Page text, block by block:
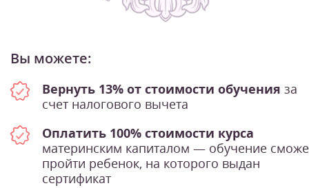
Вы можете:
Вернуть 13% от стоимости обучения за
счет налогового вычета
Оплатить 100% стоимости курса
материнским капиталом — обучение
пройти ребенок, на которого выдан
сертификат